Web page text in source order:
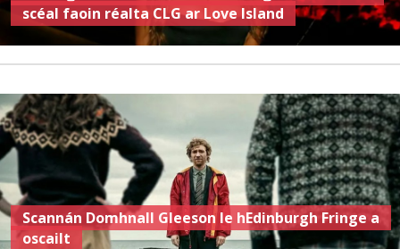
scéal faoin réalta CLG ar Love Island
Scannán Domhnall Gleeson le hEdinburgh Fringe a
oscailt